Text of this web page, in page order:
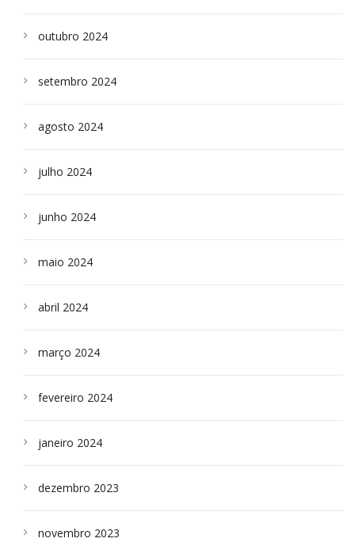
outubro 2024
setembro 2024
agosto 2024
julho 2024
junho 2024
maio 2024
abril 2024
março 2024
fevereiro 2024
janeiro 2024
dezembro 2023
novembro 2023